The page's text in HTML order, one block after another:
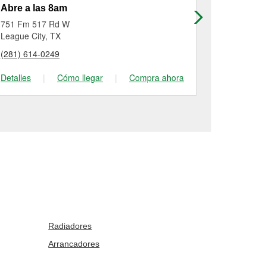
Abre a las 8am
751 Fm 517 Rd W
League City, TX
(281) 614-0249
Detalles
| Cómo llegar | Compra ahora
Radiadores
Arrancadores